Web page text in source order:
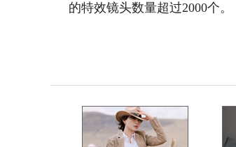
的特效镜头数量超过2000个。